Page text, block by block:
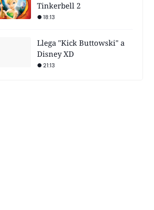
Tinkerbell 2
18:13
Llega "Kick Buttowski" a
Disney XD
21:13